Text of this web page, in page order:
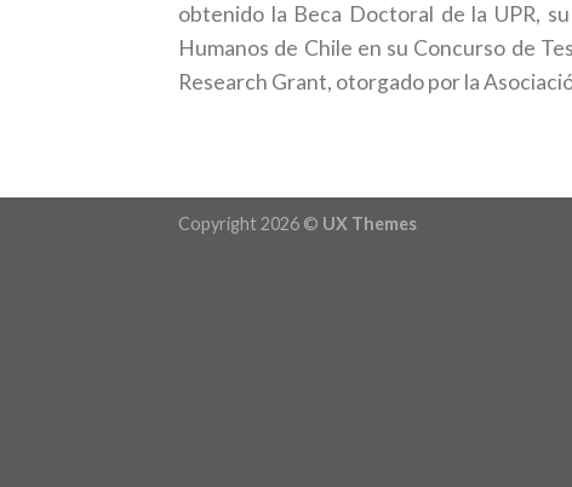
obtenido la Beca Doctoral de la UPR,
Humanos de Chile en su Concurso de
Research Grant, otorgado por la
Copyright 2026 © UX Themes